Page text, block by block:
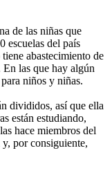
de las niñas que
escuelas del país
abastecimiento de
En las que hay algún
niños y niñas.
divididos, así que ella
están estudiando,
hace miembros del
por consiguiente,